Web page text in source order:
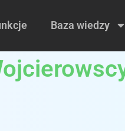
Baza wiedzy